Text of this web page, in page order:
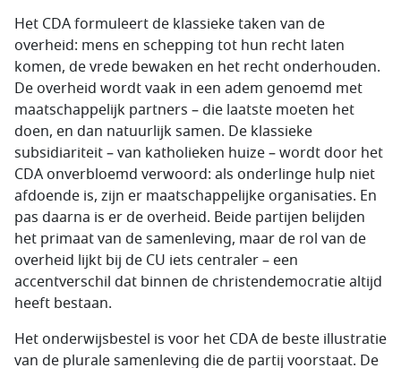
Het CDA formuleert de klassieke taken van de
overheid: mens en schepping tot hun recht laten
komen, de vrede bewaken en het recht onderhouden.
De overheid wordt vaak in een adem genoemd met
maatschappelijk partners – die laatste moeten het
doen, en dan natuurlijk samen. De klassieke
subsidiariteit – van katholieken huize – wordt door het
CDA onverbloemd verwoord: als onderlinge hulp niet
afdoende is, zijn er maatschappelijke organisaties. En
pas daarna is er de overheid. Beide partijen belijden
het primaat van de samenleving, maar de rol van de
overheid lijkt bij de CU iets centraler – een
accentverschil dat binnen de christendemocratie altijd
heeft bestaan.
Het onderwijsbestel is voor het CDA de beste illustratie
van de plurale samenleving die de partij voorstaat. De